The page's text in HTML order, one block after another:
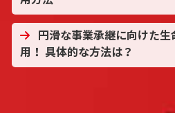
円滑な事業承継に向けた生
用！ 具体的な方法は？